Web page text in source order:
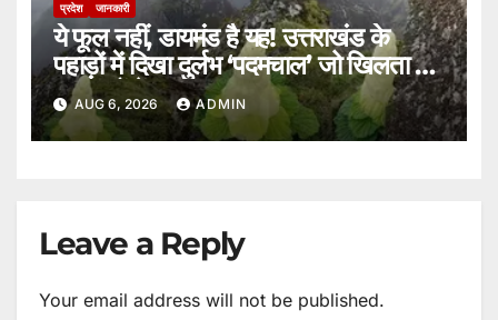
प्रदेश जानकारी
ये फूल नहीं, डायमंड है यह! उत्तराखंड के
पहाड़ों में दिखा दुर्लभ ‘पदमचाल’ जो खिलता है
15 सालों में एक बार।
AUG 6, 2026 ADMIN
Leave a Reply
Your email address will not be published.